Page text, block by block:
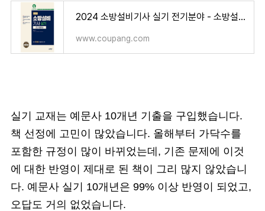
2024 소방설비기사 실기 전기분야 - 소방설비 | 쿠팡
www.coupang.com
실기 교재는 예문사 10개년 기출을 구입했습니다.
책 선정에 고민이 많았습니다. 올해부터 가닥수를
포함한 규정이 많이 바뀌었는데, 기존 문제에 이것
에 대한 반영이 제대로 된 책이 그리 많지 않았습니
다. 예문사 실기 10개년은 99% 이상 반영이 되었고,
오답도 거의 없었습니다.